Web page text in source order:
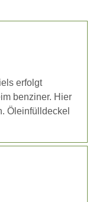
erfolgt
benziner. Hier
Öleinfülldeckel